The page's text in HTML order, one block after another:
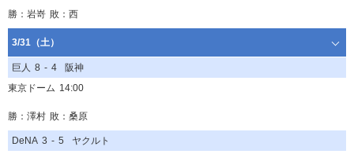
勝：岩嵜 敗：西
3/31（土）
巨人 8 - 4
阪神
東京ドーム 14:00
勝：澤村 敗：桑原
DeNA 3 - 5
ヤクルト